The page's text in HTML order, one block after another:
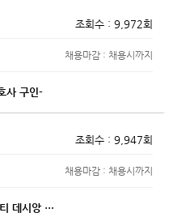
조회수 : 9,972회
채용마감 : 채용시까지
사 구인-
조회수 : 9,947회
채용마감 : 채용시까지
데시앙 …